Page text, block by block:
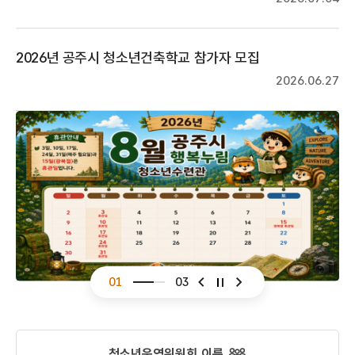
2026년 공주시 청소년건축학교 참가자 모집
2026.06.27
01 03
슬라이드 이전슬라이드 다음